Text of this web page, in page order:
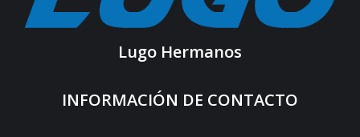
Lugo Hermanos
INFORMACIÓN DE CONTACTO